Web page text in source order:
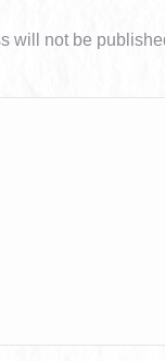
will not be